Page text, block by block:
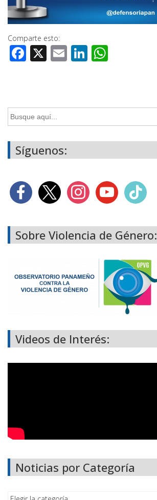
Comparte esto:
Facebook
X EmailLinkedIn
Buscar:
Síguenos:
Sobre Violencia de Género:
Videos de Interés:
Noticias por Categoría